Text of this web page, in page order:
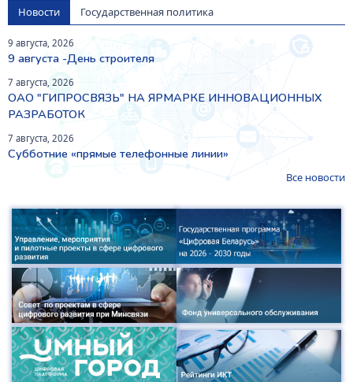
Новости Государственная политика
9 августа, 2026
9 августа -День строителя
7 августа, 2026
ОАО "ГИПРОСВЯЗЬ" НА ЯРМАРКЕ ИННОВАЦИОННЫХ
РАЗРАБОТОК
7 августа, 2026
Субботние «прямые телефонные линии»
Все новости